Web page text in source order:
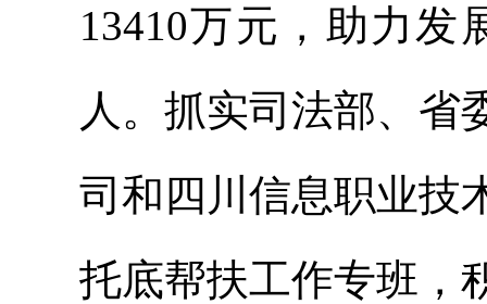
13410万元，助力发
人。抓实司法部、省
司和四川信息职业技
托底帮扶工作专班，